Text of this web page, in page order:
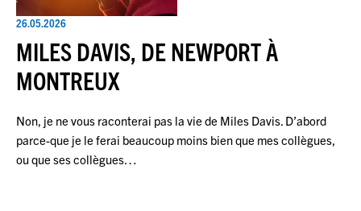
26.05.2026
MILES DAVIS, DE NEWPORT À
MONTREUX
Non, je ne vous raconterai pas la vie de Miles Davis. D’abord
parce-que je le ferai beaucoup moins bien que mes collègues,
ou que ses collègues…